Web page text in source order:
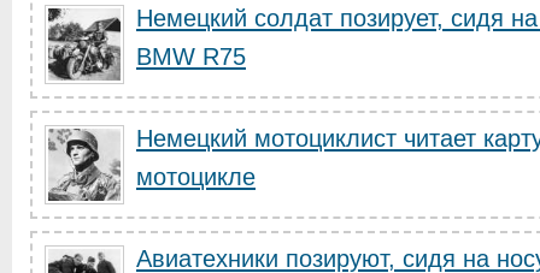
Немецкий солдат позирует, сидя
BMW R75
Немецкий мотоциклист читает
мотоцикле
Авиатехники позируют, сидя на